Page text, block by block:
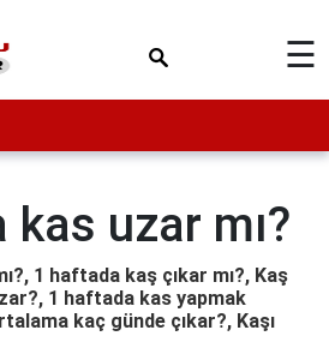
☰
uzar mı?
1 haftada kaş çıkar mı?, Kaş
1 haftada kas yapmak
kaç günde çıkar?, Kaşı